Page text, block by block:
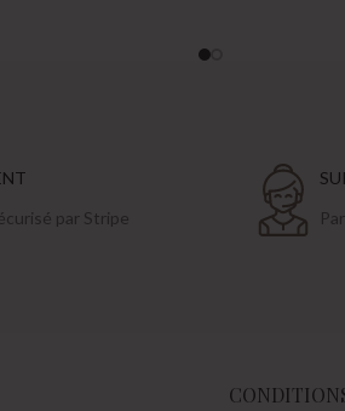
par Stripe